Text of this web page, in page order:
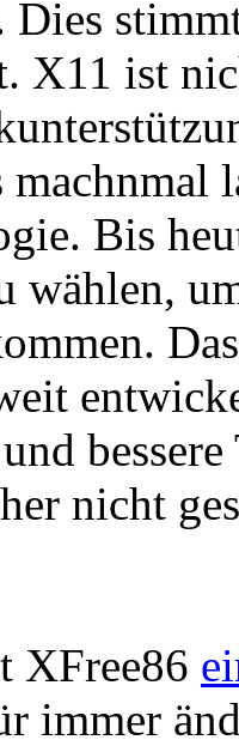
Dies
X11 ist
machnmal
Bis
wählen,
nicht
XFree86
immer